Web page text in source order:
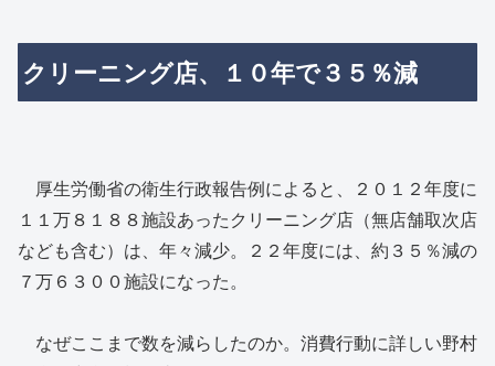
クリーニング店、１０年で３５％減
厚生労働省の衛生行政報告例によると、２０１２年度に
１１万８１８８施設あったクリーニング店（無店舗取次店
なども含む）は、年々減少。２２年度には、約３５％減の
７万６３００施設になった。
なぜここまで数を減らしたのか。消費行動に詳しい野村